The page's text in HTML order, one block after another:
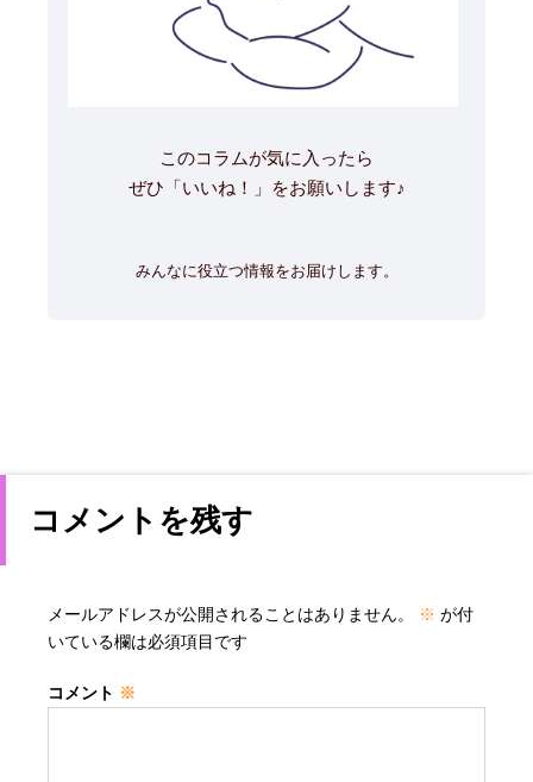
このコラムが気に入ったら
ぜひ「いいね！」をお願いします♪
みんなに役立つ情報をお届けします。
コメントを残す
メールアドレスが公開されることはありません。 ※ が付
いている欄は必須項目です
コメント ※